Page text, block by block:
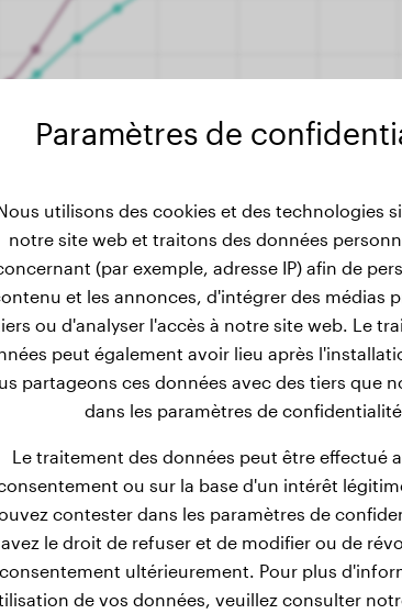
Paramètres de
utilisons des cookies et des technologies
notre site web et traitons des données
(par exemple, adresse IP) afin de
et les annonces, d'intégrer des médias
ou d'analyser l'accès à notre site web. Le
peut également avoir lieu après
partageons ces données avec des tiers que
dans les paramètres de
Le traitement des données peut être effectué
ou sur la base d'un intérêt
contester dans les paramètres de
avez le droit de refuser et de modifier ou de
ultérieurement. Pour plus
de vos données, veuillez consulter